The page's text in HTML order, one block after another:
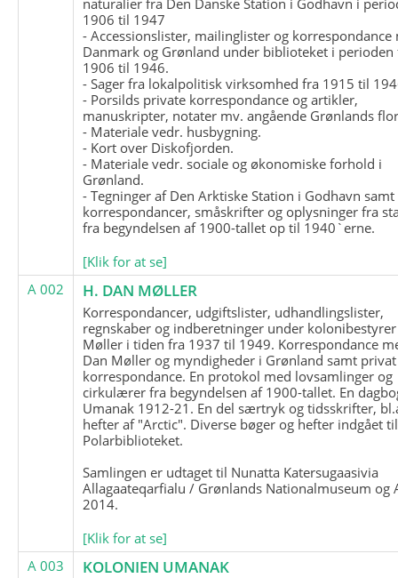
1906 til 1947
- Accessionslister, mailinglister og korrespondance
Danmark og Grønland under biblioteket i perioden
1906 til 1946.
- Sager fra lokalpolitisk virksomhed fra 1915 til
- Porsilds private korrespondance og artikler,
manuskripter, notater mv. angående Grønlands
- Materiale vedr. husbygning.
- Kort over Diskofjorden.
- Materiale vedr. sociale og økonomiske forhold i
Grønland.
- Tegninger af Den Arktiske Station i Godhavn
korrespondancer, småskrifter og oplysninger fra
fra begyndelsen af 1900-tallet op til 1940`erne.
[Klik for at se]
A 002
H. DAN MØLLER
Korrespondancer, udgiftslister, udhandlingslister,
regnskaber og indberetninger under
Møller i tiden fra 1937 til 1949. Korrespondance
Dan Møller og myndigheder i Grønland samt privat
korrespondance. En protokol med lovsamlinger og
cirkulærer fra begyndelsen af 1900-tallet. En
Umanak 1912-21. En del særtryk og tidsskrifter,
hefter af "Arctic". Diverse bøger og hefter indgået til
Polarbiblioteket.
Samlingen er udtaget til Nunatta Katersugaasivia
Allagaateqarfialu / Grønlands Nationalmuseum og
2014.
[Klik for at se]
A 003
KOLONIEN UMANAK